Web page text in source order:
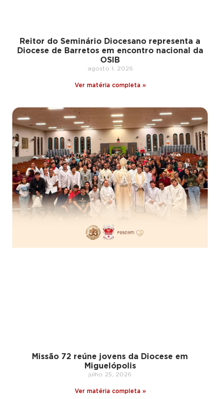
Reitor do Seminário Diocesano representa a
Diocese de Barretos em encontro nacional da
OSIB
agosto 1, 2026
Ver matéria completa »
Missão 72 reúne jovens da Diocese em
Miguelópolis
julho 25, 2026
Ver matéria completa »